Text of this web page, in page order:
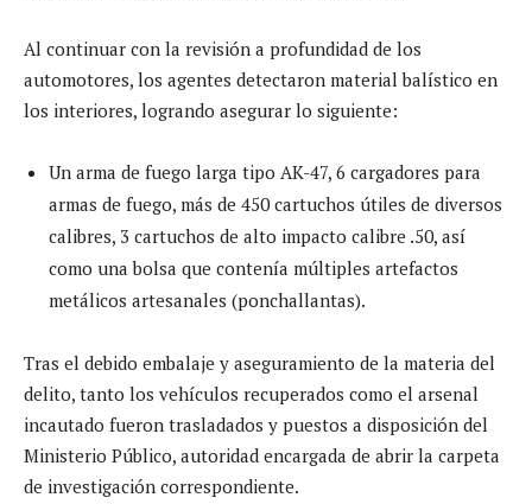
Al continuar con la revisión a profundidad de los
automotores, los agentes detectaron material balístico en
los interiores, logrando asegurar lo siguiente:
Un arma de fuego larga tipo AK-47, 6 cargadores para
armas de fuego, más de 450 cartuchos útiles de diversos
calibres, 3 cartuchos de alto impacto calibre .50, así
como una bolsa que contenía múltiples artefactos
metálicos artesanales (ponchallantas).
Tras el debido embalaje y aseguramiento de la materia del
delito, tanto los vehículos recuperados como el arsenal
incautado fueron trasladados y puestos a disposición del
Ministerio Público, autoridad encargada de abrir la carpeta
de investigación correspondiente.